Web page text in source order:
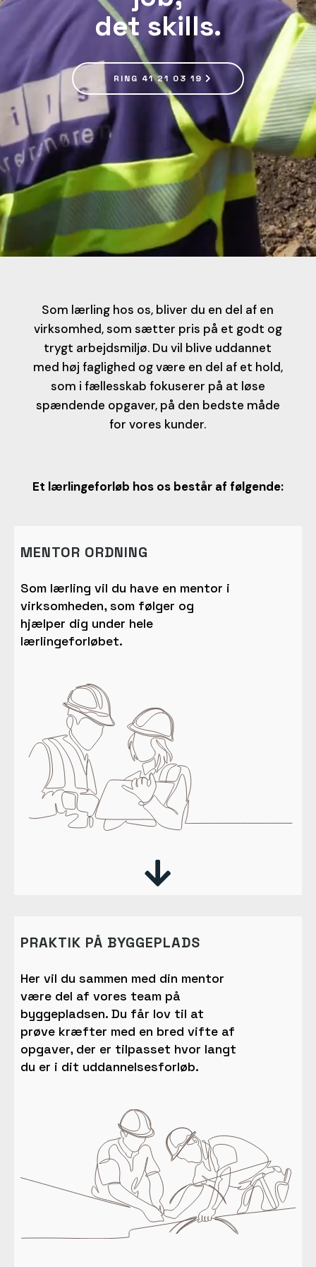
det skills.
RING 41 21 03 19
Som lærling hos os, bliver du en del af en
virksomhed, som sætter pris på et godt og
trygt arbejdsmiljø. Du vil blive uddannet
med høj faglighed og være en del af et hold,
som i fællesskab fokuserer på at løse
spændende opgaver, på den bedste måde
for vores kunder.
Et lærlingeforløb hos os består af følgende:
MENTOR ORDNING
Som lærling vil du have en mentor i
virksomheden, som følger og
hjælper dig under hele
lærlingeforløbet.

PRAKTIK PÅ BYGGEPLADS
Her vil du sammen med din mentor
være del af vores team på
byggepladsen. Du får lov til at
prøve kræfter med en bred vifte af
opgaver, der er tilpasset hvor langt
du er i dit uddannelsesforløb.